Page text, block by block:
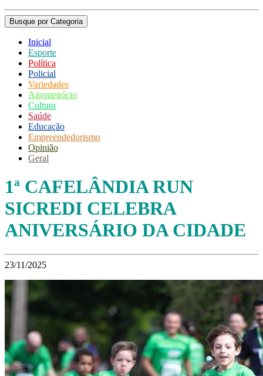
Busque por Categoria
Inicial
Esporte
Política
Policial
Variedades
Agronegócio
Cultura
Saúde
Educação
Empreendedorismo
Opinião
Geral
1ª CAFELÂNDIA RUN
SICREDI CELEBRA
ANIVERSÁRIO DA CIDADE
23/11/2025